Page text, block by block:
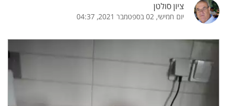
ציון סולטן
יום חמישי, 02 בספטמבר 2021, 04:37